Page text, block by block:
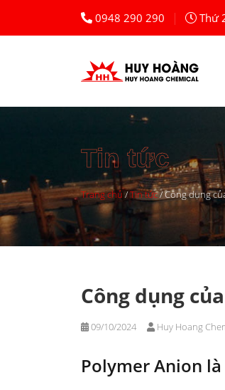
0948 290 290 | Thứ
Tin tức
Trang chủ/Tin tức/Công dụng
Công dụng
09/10/2024 Huy Hoang
Polymer Anion là